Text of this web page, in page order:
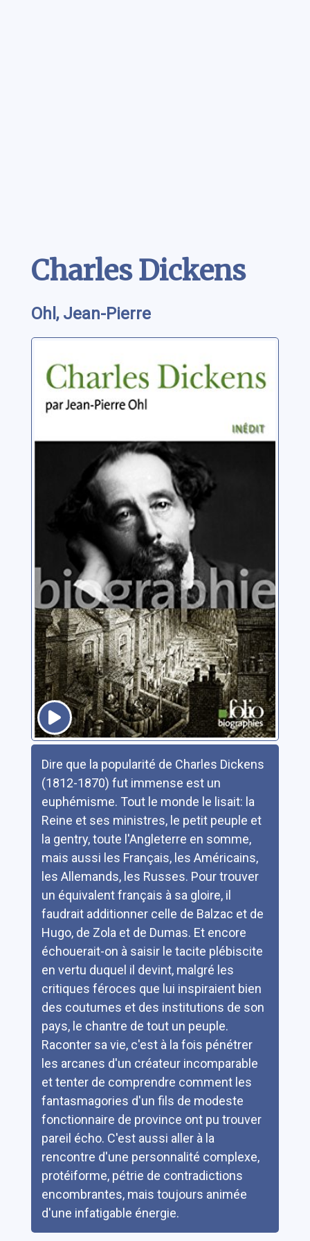
Charles Dickens
Ohl, Jean-Pierre
Dire que la popularité de Charles Dickens
(1812-1870) fut immense est un
euphémisme. Tout le monde le lisait: la
Reine et ses ministres, le petit peuple et
la gentry, toute l'Angleterre en somme,
mais aussi les Français, les Américains,
les Allemands, les Russes. Pour trouver
un équivalent français à sa gloire, il
faudrait additionner celle de Balzac et de
Hugo, de Zola et de Dumas. Et encore
échouerait-on à saisir le tacite plébiscite
en vertu duquel il devint, malgré les
critiques féroces que lui inspiraient bien
des coutumes et des institutions de son
pays, le chantre de tout un peuple.
Raconter sa vie, c'est à la fois pénétrer
les arcanes d'un créateur incomparable
et tenter de comprendre comment les
fantasmagories d'un fils de modeste
fonctionnaire de province ont pu trouver
pareil écho. C'est aussi aller à la
rencontre d'une personnalité complexe,
protéiforme, pétrie de contradictions
encombrantes, mais toujours animée
d'une infatigable énergie.